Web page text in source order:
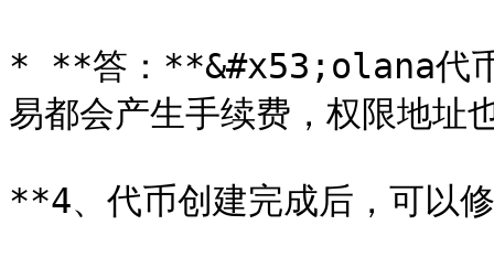
* **答：**&#x53;olana代币
易都会产生手续费，权限地址
**4、代币创建完成后，可以